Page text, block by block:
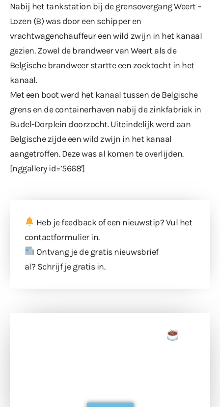
Nabij het tankstation bij de grensovergang Weert –
Lozen (B) was door een schipper en
vrachtwagenchauffeur een wild zwijn in het kanaal
gezien. Zowel de brandweer van Weert als de
Belgische brandweer startte een zoektocht in het
kanaal.
Met een boot werd het kanaal tussen de Belgische
grens en de containerhaven nabij de zinkfabriek in
Budel-Dorplein doorzocht. Uiteindelijk werd aan
Belgische zijde een wild zwijn in het kanaal
aangetroffen. Deze was al komen te overlijden.
[nggallery id=’5668′]
Heb je feedback of een nieuwstip? Vul het
contactformulierin.
Ontvang je de gratis nieuwsbrief
al? Schrijf je gratis in.